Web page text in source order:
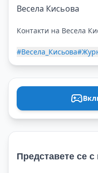
Весела Кисьова
Контакти на Весела
#Весела_Кисьова
Представете се